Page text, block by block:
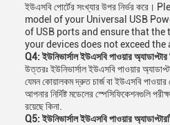
ইউএসবি পোর্টের সংখ্যার উপর নির্ভর
model of your Universal USB
of USB ports and ensure that
your devices does not exceed
Q4: ইউনিভার্সাল ইউএসবি পাওয়ার অ্যাডাপ্টার
উত্তরঃ ইউনিভার্সাল ইউএসবি পাওয়ার
যেমন কোয়ালকম দ্রুত চার্জ বা ইউএসবি পাওয়ার
আপনার নির্দিষ্ট মডেলের স্পেসিফিকেশনগুলি
রয়েছে কিনা.
Q5: ইউনিভার্সাল ইউএসবি পাওয়ার